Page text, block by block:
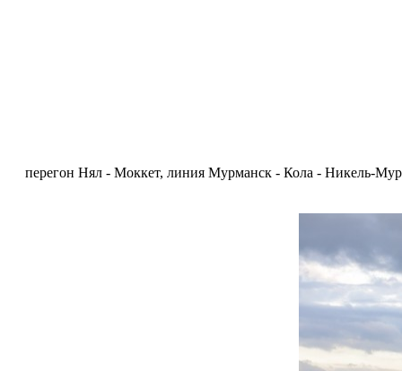
перегон Нял - Моккет, линия Мурманск - Кола - Никель-